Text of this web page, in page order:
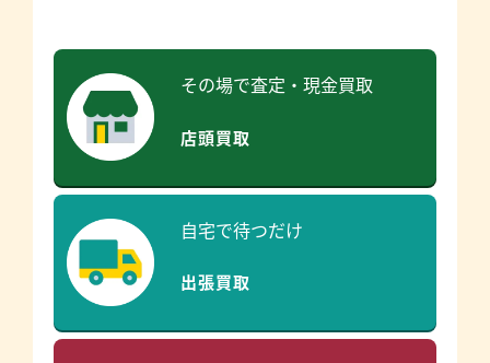
その場で査定・現金買取
店頭買取
自宅で待つだけ
出張買取